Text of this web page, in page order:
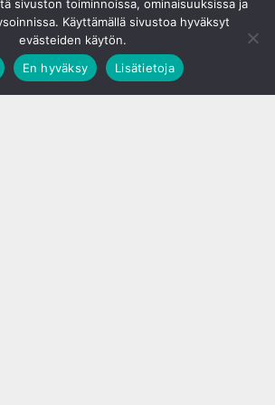
sivuston toiminnoissa, ominaisuuksissa ja
Käyttämällä sivustoa hyväksyt
evästeiden käytön.
En hyväksy Lisätietoja